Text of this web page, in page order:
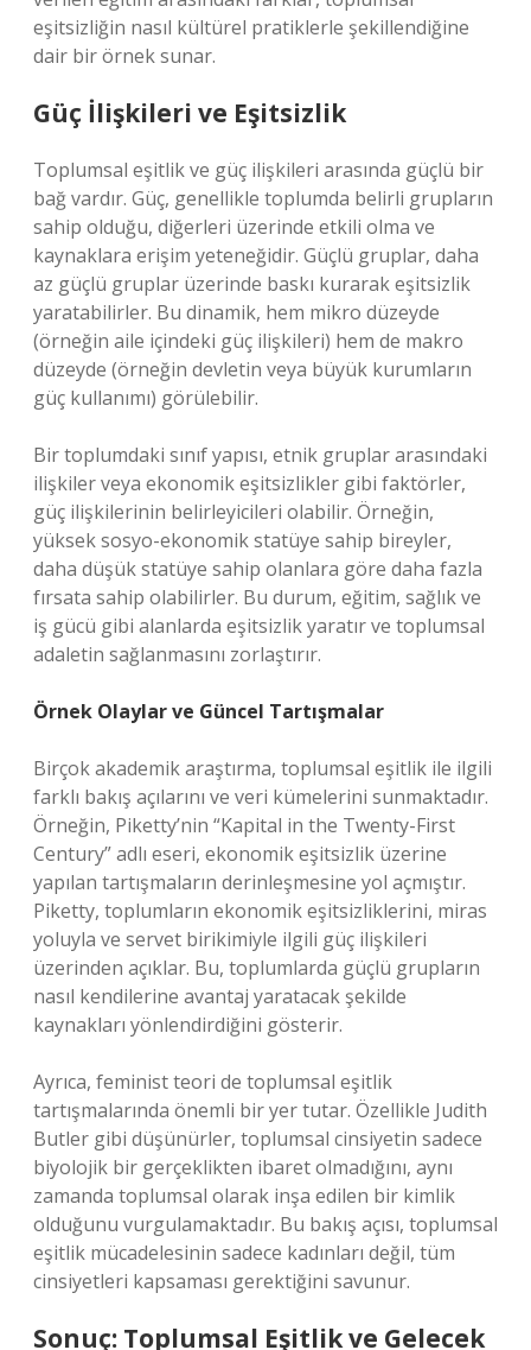
eşitsizliğin nasıl kültürel pratiklerle şekillendiğine
dair bir örnek sunar.
Güç İlişkileri ve Eşitsizlik
Toplumsal eşitlik ve güç ilişkileri arasında güçlü bir
bağ vardır. Güç, genellikle toplumda belirli grupların
sahip olduğu, diğerleri üzerinde etkili olma ve
kaynaklara erişim yeteneğidir. Güçlü gruplar, daha
az güçlü gruplar üzerinde baskı kurarak eşitsizlik
yaratabilirler. Bu dinamik, hem mikro düzeyde
(örneğin aile içindeki güç ilişkileri) hem de makro
düzeyde (örneğin devletin veya büyük kurumların
güç kullanımı) görülebilir.
Bir toplumdaki sınıf yapısı, etnik gruplar arasındaki
ilişkiler veya ekonomik eşitsizlikler gibi faktörler,
güç ilişkilerinin belirleyicileri olabilir. Örneğin,
yüksek sosyo-ekonomik statüye sahip bireyler,
daha düşük statüye sahip olanlara göre daha fazla
fırsata sahip olabilirler. Bu durum, eğitim, sağlık ve
iş gücü gibi alanlarda eşitsizlik yaratır ve toplumsal
adaletin sağlanmasını zorlaştırır.
Örnek Olaylar ve Güncel Tartışmalar
Birçok akademik araştırma, toplumsal eşitlik ile ilgili
farklı bakış açılarını ve veri kümelerini sunmaktadır.
Örneğin, Piketty’nin “Kapital in the Twenty-First
Century” adlı eseri, ekonomik eşitsizlik üzerine
yapılan tartışmaların derinleşmesine yol açmıştır.
Piketty, toplumların ekonomik eşitsizliklerini, miras
yoluyla ve servet birikimiyle ilgili güç ilişkileri
üzerinden açıklar. Bu, toplumlarda güçlü grupların
nasıl kendilerine avantaj yaratacak şekilde
kaynakları yönlendirdiğini gösterir.
Ayrıca, feminist teori de toplumsal eşitlik
tartışmalarında önemli bir yer tutar. Özellikle Judith
Butler gibi düşünürler, toplumsal cinsiyetin sadece
biyolojik bir gerçeklikten ibaret olmadığını, aynı
zamanda toplumsal olarak inşa edilen bir kimlik
olduğunu vurgulamaktadır. Bu bakış açısı, toplumsal
eşitlik mücadelesinin sadece kadınları değil, tüm
cinsiyetleri kapsaması gerektiğini savunur.
Sonuç: Toplumsal Eşitlik ve Gelecek